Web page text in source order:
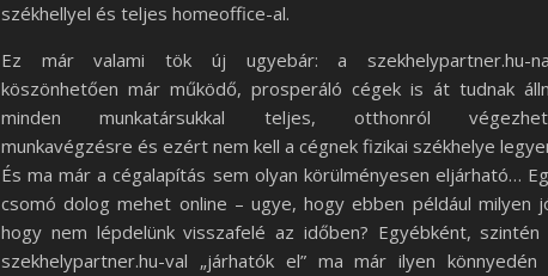
székhellyel és teljes homeoffice-al.
Ez már valami tök új ugyebár: a szekhelypartner.hu-
köszönhetően már működő, prosperáló cégek is át tudnak
minden munkatársukkal teljes, otthonról
munkavégzésre és ezért nem kell a cégnek fizikai székhelye
És ma már a cégalapítás sem olyan körülményesen eljárható…
csomó dolog mehet online – ugye, hogy ebben például milyen
hogy nem lépdelünk visszafelé az időben? Egyébként, szintén
szekhelypartner.hu-val „járhatók el” ma már ilyen könnyedén